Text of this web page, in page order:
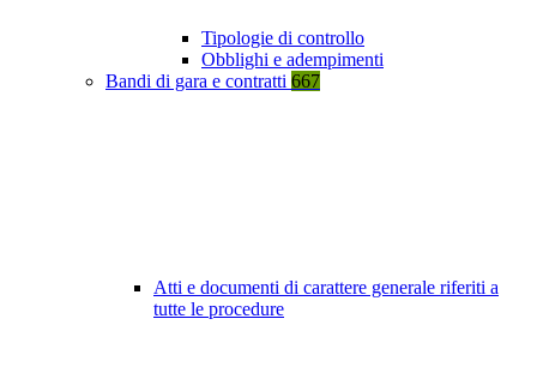
Tipologie di controllo
Obblighi e adempimenti
Bandi di gara e contratti 667
Atti e documenti di carattere generale riferiti a
tutte le procedure